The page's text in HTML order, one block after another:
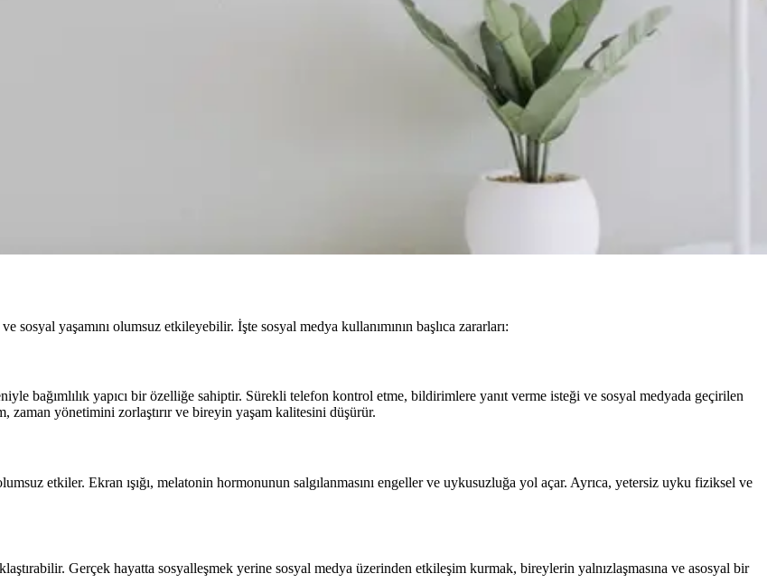
yaşamını olumsuz etkileyebilir. İşte sosyal medya kullanımının başlıca zararları:
bağımlılık yapıcı bir özelliğe sahiptir. Sürekli telefon kontrol etme, bildirimlere yanıt verme isteği ve sosyal medyada geçirilen
zaman yönetimini zorlaştırır ve bireyin yaşam kalitesini düşürür.
etkiler. Ekran ışığı, melatonin hormonunun salgılanmasını engeller ve uykusuzluğa yol açar. Ayrıca, yetersiz uyku fiziksel ve
Gerçek hayatta sosyalleşmek yerine sosyal medya üzerinden etkileşim kurmak, bireylerin yalnızlaşmasına ve asosyal bir